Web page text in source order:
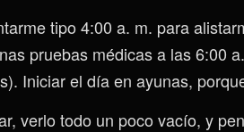
tipo 4:00 a. m. para
pruebas médicas a las 6:00
Iniciar el día en ayunas,
verlo todo un poco vacío, y